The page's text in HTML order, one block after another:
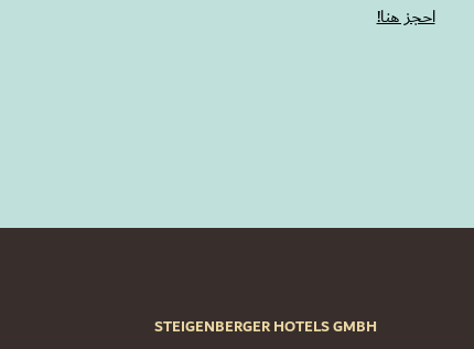
احجز هنا!
STEIGENBERGER HOTELS GMBH